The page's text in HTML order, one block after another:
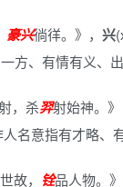
豪兴徜徉。》 ， 兴
方、有情有义、出
，杀羿射始神。》
名意指有才略、
故， 铨品人物。》